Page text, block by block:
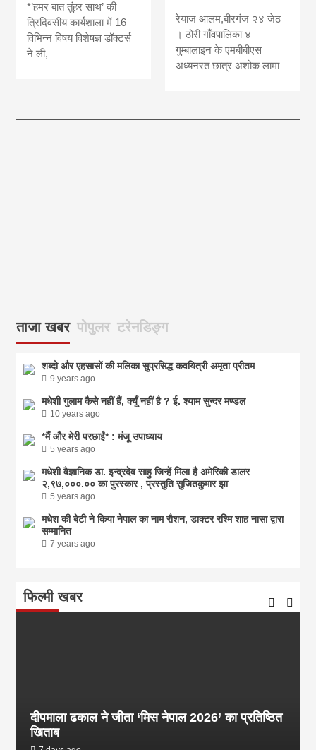
*’हमर बात तुंहर साथ’ की
त्रिदिवसीय कार्यशाला में 16
विभिन्न विषय विशेषज्ञ डॉक्टर्स
ने ली,
रेयाज आलम,बीरगंज २४ जेठ
। ठोरी गाँवपालिका ४
गुम्बालाइन के एमबीबीएस
अध्यनरत छात्र अशोक लामा
ताजा खबर पोपुलर टरेनडिङ्ग
शब्दो और एहसासों की मलिका सुप्रसिद्ध कवयित्री अमृता प्रीतम
9 years ago
मधेशी गुलाम कैसे नहीं हैं, क्यूँ नहीं है ? ई. श्याम सुन्दर मण्डल
10 years ago
*मैं और मेरी परछाईं* : मंजू उपाध्याय
5 years ago
मधेशी वैज्ञानिक डा. इन्द्रदेव साहु जिन्हें मिला है अमेरिकी डालर
२,९७,०००.०० का पुरस्कार , प्रस्तुति सुजितकुमार झा
5 years ago
मधेश की बेटी ने किया नेपाल का नाम राैशन, डाक्टर रश्मि शाह नासा द्वारा
सम्मानित
7 years ago
फिल्मी खबर
दीपमाला ढकाल ने जीता ‘मिस नेपाल 2026’ का प्रतिष्ठित
खिताब